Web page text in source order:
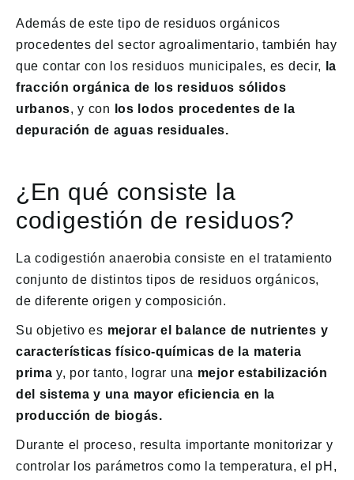
Además de este tipo de residuos orgánicos
procedentes del sector agroalimentario, también hay
que contar con los residuos municipales, es decir,
la
fracción orgánica de los residuos sólidos
urbanos, y con
los lodos procedentes de la
depuración de aguas residuales.
¿En qué consiste la
codigestión de residuos?
La codigestión anaerobia consiste en el tratamiento
conjunto de distintos tipos de residuos orgánicos,
de diferente origen y composición.
Su objetivo es mejorar el balance de nutrientes y
características físico-químicas de la materia
prima y, por tanto, lograr una mejor estabilización
del sistema y una mayor eficiencia en la
producción de biogás.
Durante el proceso, resulta importante monitorizar y
controlar los parámetros como la temperatura, el pH,